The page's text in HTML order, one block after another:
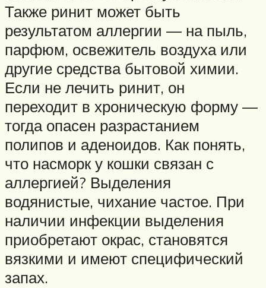
Также ринит может быть
результатом аллергии — на пыль,
парфюм, освежитель воздуха или
другие средства бытовой химии.
Если не лечить ринит, он
переходит в хроническую форму —
тогда опасен разрастанием
полипов и аденоидов. Как понять,
что насморк у кошки связан с
аллергией? Выделения
водянистые, чихание частое. При
наличии инфекции выделения
приобретают окрас, становятся
вязкими и имеют специфический
запах.